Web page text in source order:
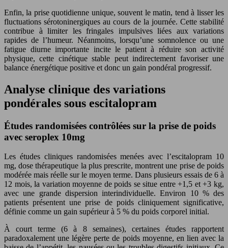
Enfin, la prise quotidienne unique, souvent le matin, tend à lisser les
fluctuations sérotoninergiques au cours de la journée. Cette stabilité
contribue à limiter les fringales impulsives liées aux variations
rapides de l’humeur. Néanmoins, lorsqu’une somnolence ou une
fatigue diurne importante incite le patient à réduire son activité
physique, cette cinétique stable peut indirectement favoriser une
balance énergétique positive et donc un gain pondéral progressif.
Analyse clinique des variations
pondérales sous escitalopram
Études randomisées contrôlées sur la prise de poids
avec seroplex 10mg
Les études cliniques randomisées menées avec l’escitalopram 10
mg, dose thérapeutique la plus prescrite, montrent une prise de poids
modérée mais réelle sur le moyen terme. Dans plusieurs essais de 6 à
12 mois, la variation moyenne de poids se situe entre +1,5 et +3 kg,
avec une grande dispersion interindividuelle. Environ 10 % des
patients présentent une prise de poids cliniquement significative,
définie comme un gain supérieur à 5 % du poids corporel initial.
À court terme (6 à 8 semaines), certaines études rapportent
paradoxalement une légère perte de poids moyenne, en lien avec la